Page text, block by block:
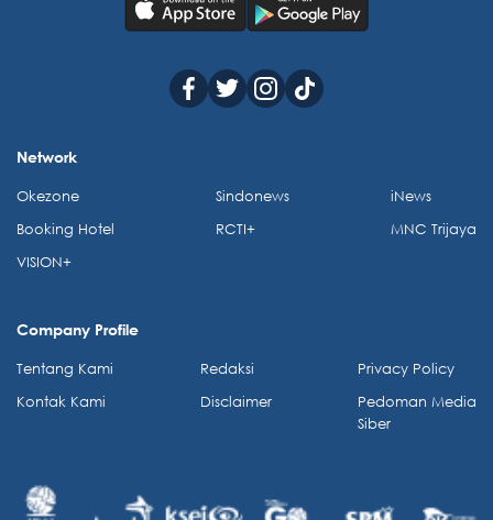
Network
Okezone
Booking Hotel
VISION+
Sindonews
RCTI+
iNews
MNC Trijaya
Company Profile
Tentang Kami
Kontak Kami
Redaksi
Disclaimer
Privacy Policy
Pedoman Media
Siber